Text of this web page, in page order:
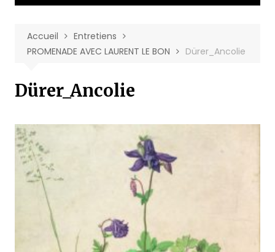
Accueil
Entretiens
PROMENADE AVEC LAURENT LE BON
Dürer_Ancolie
Dürer_Ancolie